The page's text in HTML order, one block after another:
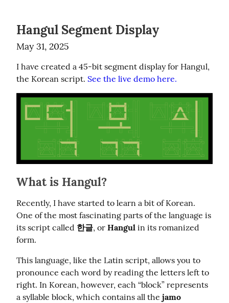
Hangul Segment Display
May 31, 2025
I have created a 45-bit segment display for Hangul,
the Korean script. See the live demo here.
What is Hangul?
Recently, I have started to learn a bit of Korean.
One of the most fascinating parts of the language is
its script called 한글, or Hangul in its romanized
form.
This language, like the Latin script, allows you to
pronounce each word by reading the letters left to
right. In Korean, however, each “block” represents
a syllable block, which contains all the jamo